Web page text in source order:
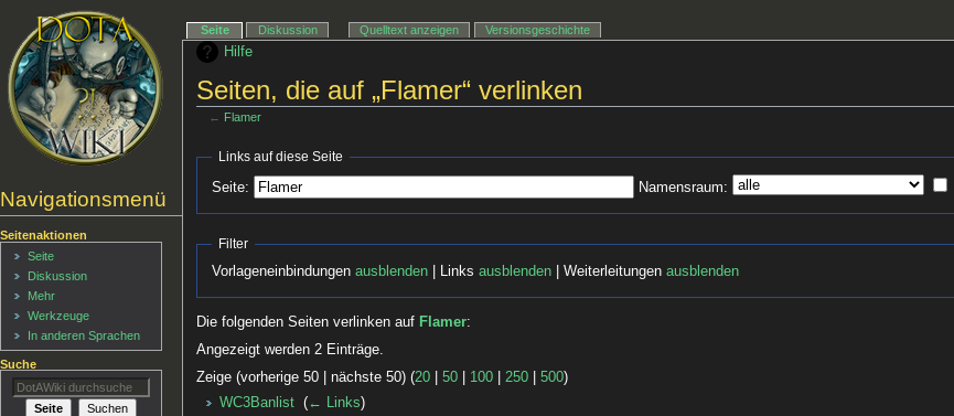
Hilfe
Seiten, die auf „Flamer“ verlinken
← Flamer
Links auf diese Seite
Seite: Namensraum:
Filter
Vorlageneinbindungenausblenden | Linksausblenden | Weiterleitungenausblenden
Die folgenden Seiten verlinken auf Flamer:
Angezeigt werden 2 Einträge.
Zeige (vorherige 50 | nächste 50) (20 |50 100 |250 |500)
WC3Banlist‎ (← Links)
Navigationsmenü
Seite Diskussion Quelltext anzeigen Versionsgeschichte
Seitenaktionen
Seite
Diskussion
Mehr
Werkzeuge
In anderen Sprachen
Suche